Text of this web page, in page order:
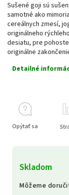
Skladom
Môžeme
Sušené goji sú
samotné ako
cereálnych zmesí,
originálneho
desiatu, pre
originálne
Detailné
Opýtať sa